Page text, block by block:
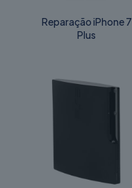
Reparação iPhone 7
Plus